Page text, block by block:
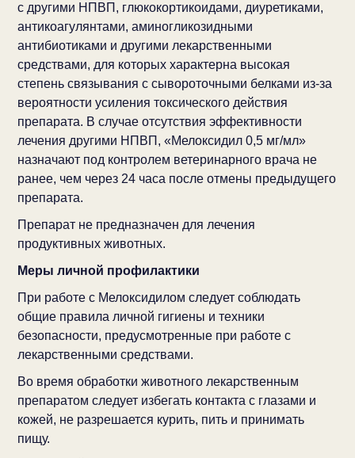
с другими НПВП, глюкокортикоидами, диуретиками,
антикоагулянтами, аминогликозидными
антибиотиками и другими лекарственными
средствами, для которых характерна высокая
степень связывания с сывороточными белками из-за
вероятности усиления токсического действия
препарата. В случае отсутствия эффективности
лечения другими НПВП, «Мелоксидил 0,5 мг/мл»
назначают под контролем ветеринарного врача не
ранее, чем через 24 часа после отмены предыдущего
препарата.
Препарат не предназначен для лечения
продуктивных животных.
Меры личной профилактики
При работе с Мелоксидилом следует соблюдать
общие правила личной гигиены и техники
безопасности, предусмотренные при работе с
лекарственными средствами.
Во время обработки животного лекарственным
препаратом следует избегать контакта с глазами и
кожей, не разрешается курить, пить и принимать
пищу.